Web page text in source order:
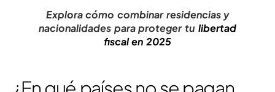
Explora cómo combinar residencias y
nacionalidades para proteger tu libertad
fiscal en 2025